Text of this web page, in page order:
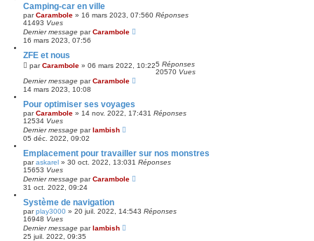
Camping-car en ville
parCarambole » 16 mars 2023, 07:560 Réponses
41493 Vues
Dernier message parCarambole
16 mars 2023, 07:56
ZFE et nous
parCarambole » 06 mars 2022, 10:225 Réponses
20570 Vues
Dernier message parCarambole
14 mars 2023, 10:08
Pour optimiser ses voyages
parCarambole » 14 nov. 2022, 17:431 Réponses
12534 Vues
Dernier message parlambish
05 déc. 2022, 09:02
Emplacement pour travailler sur nos monstres
paraskarel » 30 oct. 2022, 13:031 Réponses
15653 Vues
Dernier message parCarambole
31 oct. 2022, 09:24
Système de navigation
parplay3000 » 20 juil. 2022, 14:543 Réponses
16948 Vues
Dernier message parlambish
25 juil. 2022, 09:35